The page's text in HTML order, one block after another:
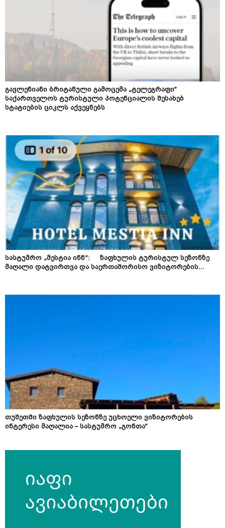
გავლენიანი ბრიტანული გამოცემა „ტელეგრაფი“
საქართველოს ტურისტული პოტენციალის შესახებ
სტატიების ციკლს აქვეყნებს
სასტუმრო „მესტია ინნ“: ზაფხულის ტურისტულ სეზონზე
მაღალი დატვირთვა და საერთაშორისო ვიზიტორების...
თუშეთში ზაფხულის სეზონზე უცხოელი ვიზიტორების
ინტერესი მაღალია – სასტუმრო „გონთა“